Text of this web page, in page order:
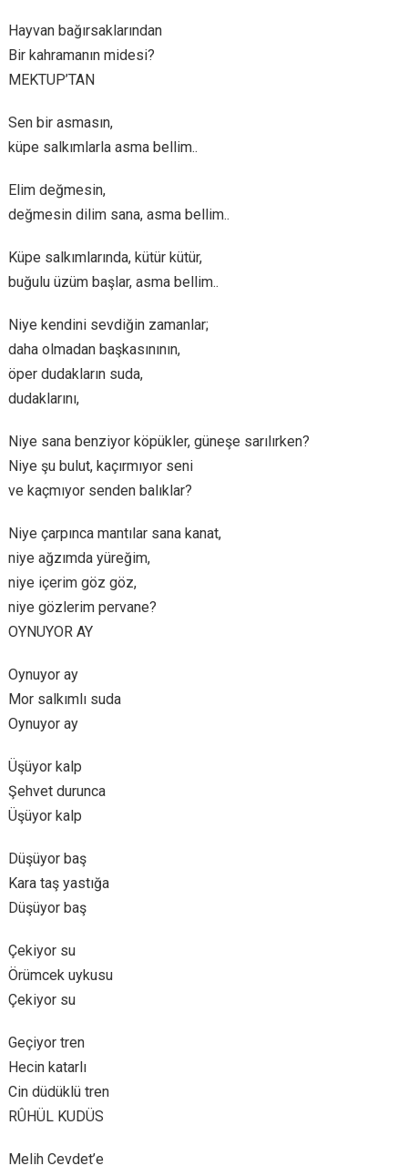
Hayvan bağırsaklarından
Bir kahramanın midesi?
MEKTUP’TAN
Sen bir asmasın,
küpe salkımlarla asma bellim..
Elim değmesin,
değmesin dilim sana, asma bellim..
Küpe salkımlarında, kütür kütür,
buğulu üzüm başlar, asma bellim..
Niye kendini sevdiğin zamanlar;
daha olmadan başkasınının,
öper dudakların suda,
dudaklarını,
Niye sana benziyor köpükler, güneşe sarılırken?
Niye şu bulut, kaçırmıyor seni
ve kaçmıyor senden balıklar?
Niye çarpınca mantılar sana kanat,
niye ağzımda yüreğim,
niye içerim göz göz,
niye gözlerim pervane?
OYNUYOR AY
Oynuyor ay
Mor salkımlı suda
Oynuyor ay
Üşüyor kalp
Şehvet durunca
Üşüyor kalp
Düşüyor baş
Kara taş yastığa
Düşüyor baş
Çekiyor su
Örümcek uykusu
Çekiyor su
Geçiyor tren
Hecin katarlı
Cin düdüklü tren
RÛHÜL KUDÜS
Melih Cevdet’e